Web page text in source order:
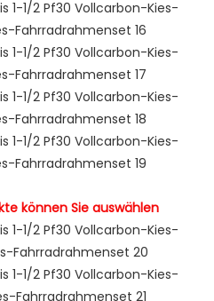
können Sie auswählen